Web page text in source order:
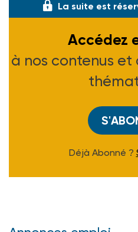
La suite est
Accédez
à nos contenus et
Déjà Abonné ?